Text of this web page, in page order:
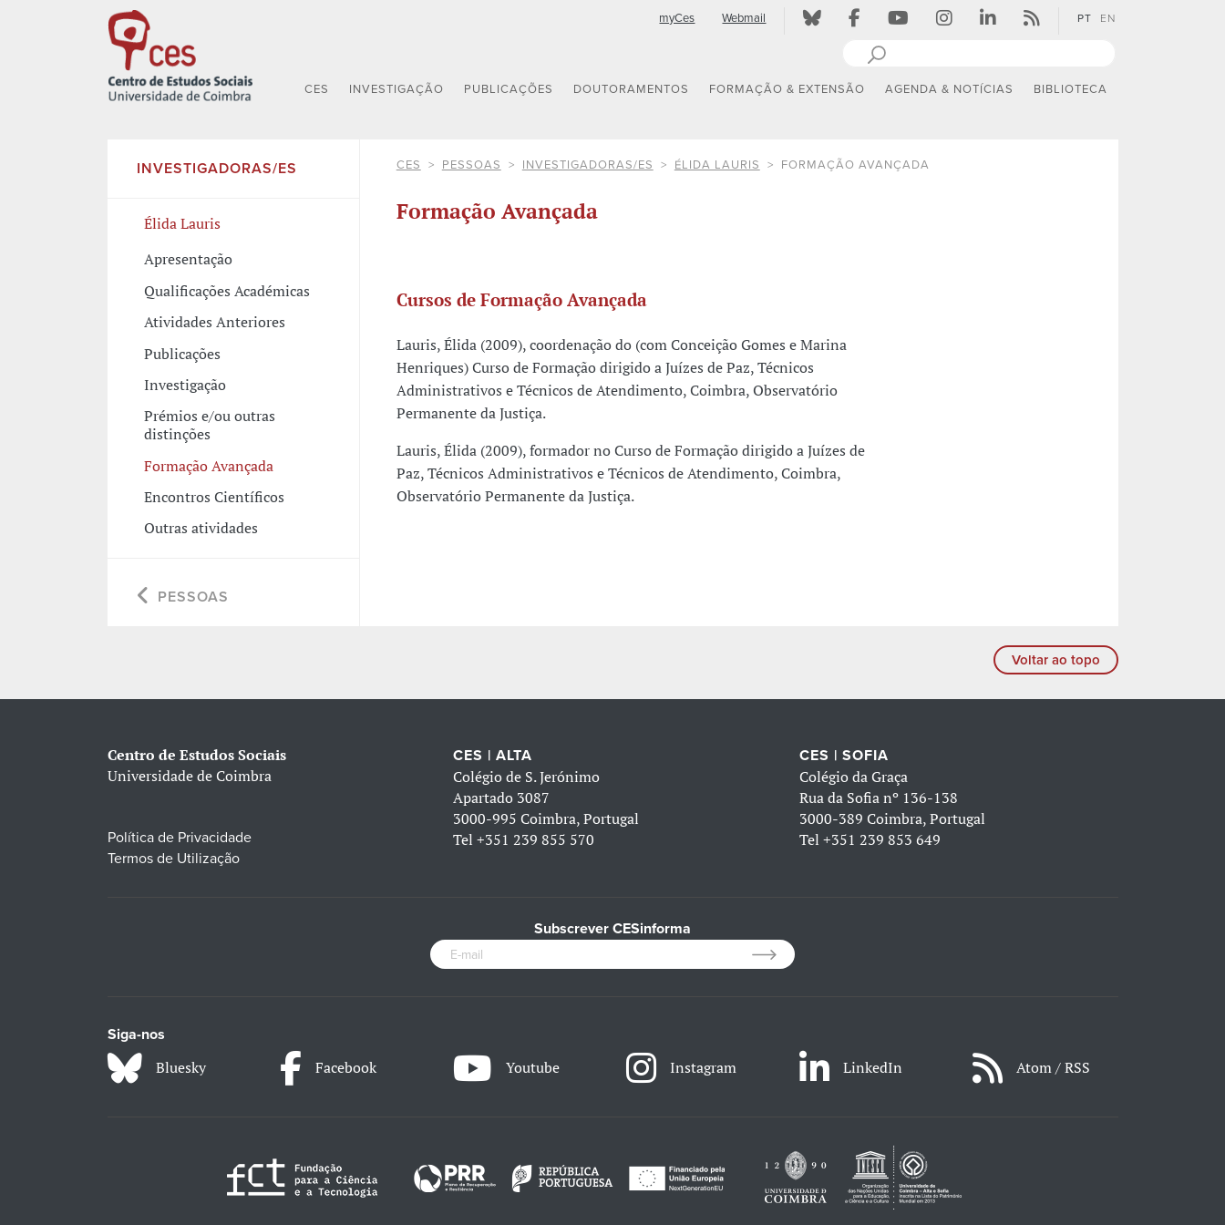
myCes Webmail PT EN
CES INVESTIGAÇÃO PUBLICAÇÕES DOUTORAMENTOS FORMAÇÃO & EXTENSÃO AGENDA & NOTÍCIAS BIBLIOTECA
INVESTIGADORAS/ES
Élida Lauris
Apresentação
Qualificações Académicas
Atividades Anteriores
Publicações
Investigação
Prémios e/ou outras
distinções
Formação Avançada
Encontros Científicos
Outras atividades
PESSOAS
CES PESSOAS INVESTIGADORAS/ES ÉLIDA LAURIS FORMAÇÃO AVANÇADA
Formação Avançada
Cursos de Formação Avançada
Lauris, Élida (2009), coordenação do (com Conceição Gomes e Marina
Henriques) Curso de Formação dirigido a Juízes de Paz, Técnicos
Administrativos e Técnicos de Atendimento, Coimbra, Observatório
Permanente da Justiça.
Lauris, Élida (2009), formador no Curso de Formação dirigido a Juízes de
Paz, Técnicos Administrativos e Técnicos de Atendimento, Coimbra,
Observatório Permanente da Justiça.
Voltar ao topo
Centro de Estudos Sociais
Universidade de Coimbra
Política de Privacidade
Termos de Utilização
CES | ALTA
Colégio de S. Jerónimo
Apartado 3087
3000-995 Coimbra, Portugal
Tel+351 239 855 570
CES | SOFIA
Colégio da Graça
Rua da Sofia nº 136-138
3000-389 Coimbra, Portugal
Tel +351 239 853 649
Subscrever CESinforma
Siga-nos
Bluesky Facebook Youtube Instagram LinkedIn Atom / RSS